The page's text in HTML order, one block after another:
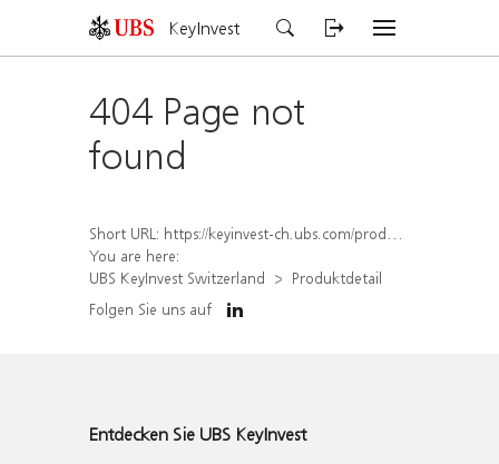
KeyInvest
404 Page not
found
Short URL: https://keyinvest-ch.ubs.com/produkt/detail/index/isin/CH1570366158
You are here:
UBS KeyInvest Switzerland
Produktdetail
Folgen Sie uns auf
Entdecken Sie UBS KeyInvest